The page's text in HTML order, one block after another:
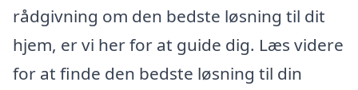
rådgivning om den bedste løsning til dit
hjem, er vi her for at guide dig. Læs videre
for at finde den bedste løsning til din